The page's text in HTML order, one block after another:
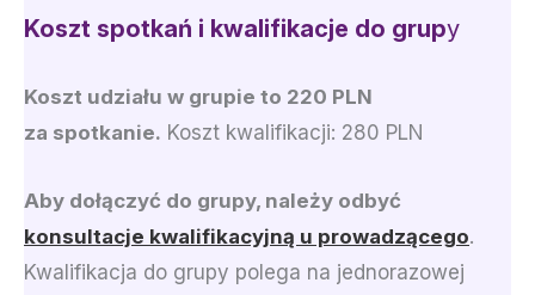
Koszt spotkań i kwalifikacje do grupy
Koszt udziału w grupie to 220 PLN
za spotkanie. Koszt kwalifikacji: 280 PLN
Aby dołączyć do grupy, należy odbyć
konsultacje kwalifikacyjną u prowadzącego.
Kwalifikacja do grupy polega na jednorazowej